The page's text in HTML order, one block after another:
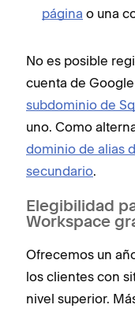
página o una
No es posible
cuenta de
subdominio de
uno. Como
dominio de alias
secundario.
Elegibilidad
Workspace
Ofrecemos un
los clientes con
nivel superior.